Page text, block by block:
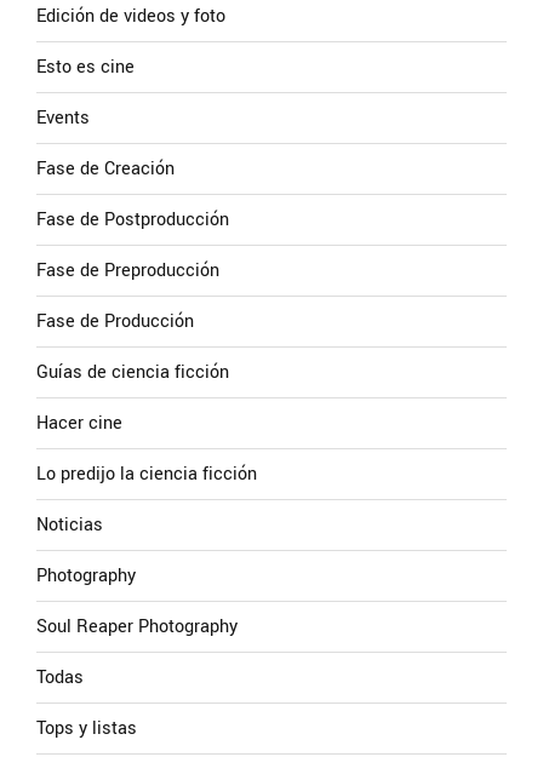
Edición de videos y foto
Esto es cine
Events
Fase de Creación
Fase de Postproducción
Fase de Preproducción
Fase de Producción
Guías de ciencia ficción
Hacer cine
Lo predijo la ciencia ficción
Noticias
Photography
Soul Reaper Photography
Todas
Tops y listas